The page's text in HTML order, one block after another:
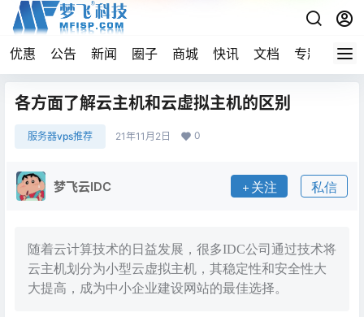
优惠 公告 新闻 圈子 商城 快讯 文档 专题 导航
各方面了解云主机和云虚拟主机的区别
服务器vps推荐 21年11月2日 0
梦飞云IDC 关注 私信
随着云计算技术的日益发展，很多IDC公司通过技术将
云主机划分为小型云虚拟主机，其稳定性和安全性大
大提高，成为中小企业建设网站的最佳选择。